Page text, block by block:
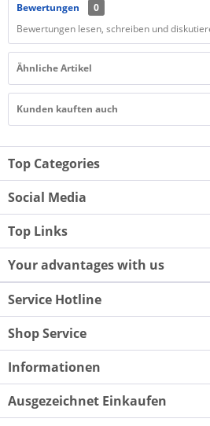
Bewertungen
0
Bewertungen lesen, schreiben und
Ähnliche Artikel
Kunden kauften auch
Top Categories
Social Media
Top Links
Your advantages with us
Service Hotline
Shop Service
Informationen
Ausgezeichnet Einkaufen